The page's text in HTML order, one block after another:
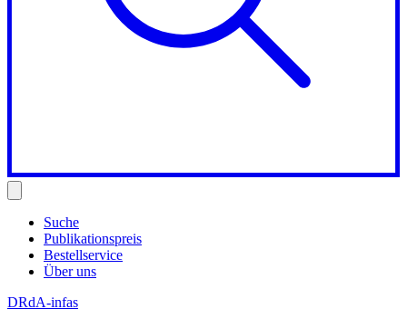
Suche
Publikationspreis
Bestellservice
Über uns
DRdA-infas